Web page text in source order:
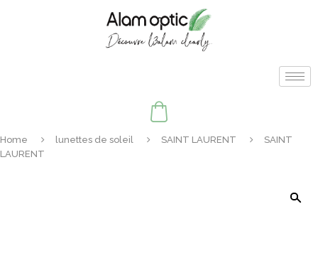
Home lunettes de soleil SAINT LAURENT
SAINT
LAURENT